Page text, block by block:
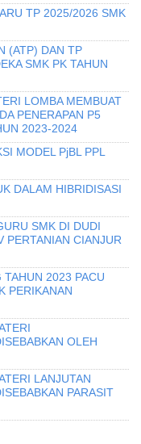
TP 2025/2026 SMK
(ATP) DAN TP
SMK PK TAHUN
LOMBA MEMBUAT
PENERAPAN P5
2023-2024
MODEL PjBL PPL
DALAM HIBRIDISASI
SMK DI DUDI
PERTANIAN CIANJUR
2023 PACU
PERIKANAN
OLEH
LANJUTAN
PARASIT